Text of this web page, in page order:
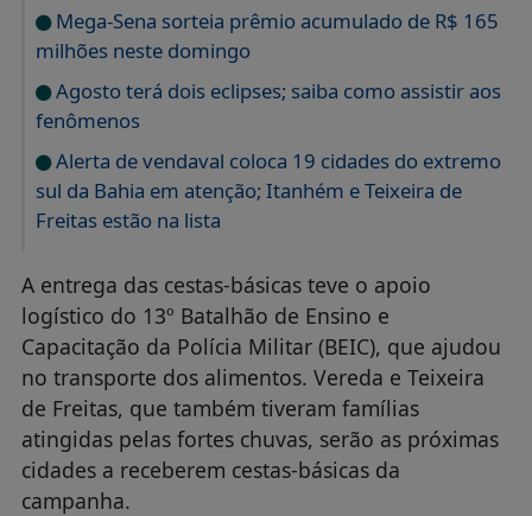
Mega-Sena sorteia prêmio acumulado de R$ 165
milhões neste domingo
Agosto terá dois eclipses; saiba como assistir aos
fenômenos
Alerta de vendaval coloca 19 cidades do extremo
sul da Bahia em atenção; Itanhém e Teixeira de
Freitas estão na lista
A entrega das cestas-básicas teve o apoio
logístico do 13º Batalhão de Ensino e
Capacitação da Polícia Militar (BEIC), que ajudou
no transporte dos alimentos. Vereda e Teixeira
de Freitas, que também tiveram famílias
atingidas pelas fortes chuvas, serão as próximas
cidades a receberem cestas-básicas da
campanha.